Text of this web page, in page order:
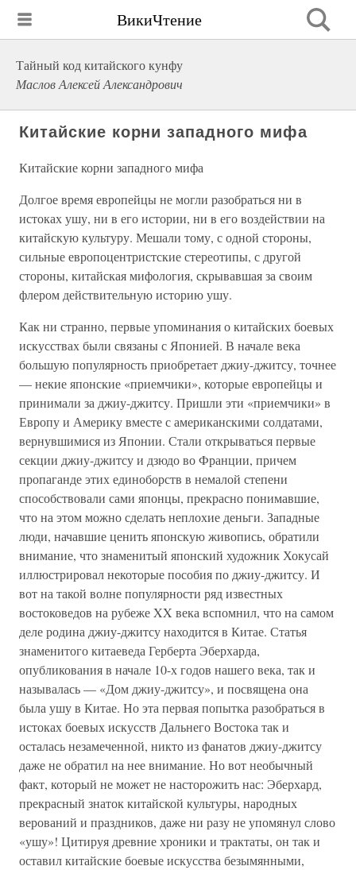
ВикиЧтение
Тайный код китайского кунфу
Маслов Алексей Александрович
Китайские корни западного мифа
Китайские корни западного мифа
Долгое время европейцы не могли разобраться ни в
истоках ушу, ни в его истории, ни в его воздействии на
китайскую культуру. Мешали тому, с одной стороны,
сильные европоцентристские стереотипы, с другой
стороны, китайская мифология, скрывавшая за своим
флером действительную историю ушу.
Как ни странно, первые упоминания о китайских боевых
искусствах были связаны с Японией. В начале века
большую популярность приобретает джиу-джитсу, точнее
— некие японские «приемчики», которые европейцы и
принимали за джиу-джитсу. Пришли эти «приемчики» в
Европу и Америку вместе с американскими солдатами,
вернувшимися из Японии. Стали открываться первые
секции джиу-джитсу и дзюдо во Франции, причем
пропаганде этих единоборств в немалой степени
способствовали сами японцы, прекрасно понимавшие,
что на этом можно сделать неплохие деньги. Западные
люди, начавшие ценить японскую живопись, обратили
внимание, что знаменитый японский художник Хокусай
иллюстрировал некоторые пособия по джиу-джитсу. И
вот на такой волне популярности ряд известных
востоковедов на рубеже XX века вспомнил, что на самом
деле родина джиу-джитсу находится в Китае. Статья
знаменитого китаеведа Герберта Эберхарда,
опубликования в начале 10-х годов нашего века, так и
называлась — «Дом джиу-джитсу», и посвящена она
была ушу в Китае. Но эта первая попытка разобраться в
истоках боевых искусств Дальнего Востока так и
осталась незамеченной, никто из фанатов джиу-джитсу
даже не обратил на нее внимание. Но вот необычный
факт, который не может не насторожить нас: Эберхард,
прекрасный знаток китайской культуры, народных
верований и праздников, даже ни разу не упомянул слово
«ушу»! Цитируя древние хроники и трактаты, он так и
оставил китайские боевые искусства безымянными,